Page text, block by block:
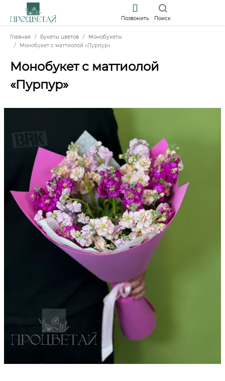
Позвонить Поиск
Главная Букеты цветов
Монобукеты
Монобукет с маттиолой «Пурпур»
Монобукет с маттиолой
«Пурпур»